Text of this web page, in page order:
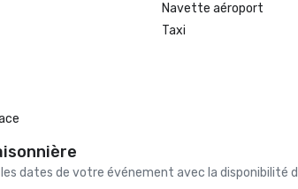
Navette aéroport
Taxi
dates de votre événement avec la